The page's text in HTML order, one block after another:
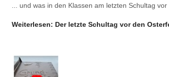
... und was in den Klassen am letzten Schultag
Weiterlesen: Der letzte Schultag vor den